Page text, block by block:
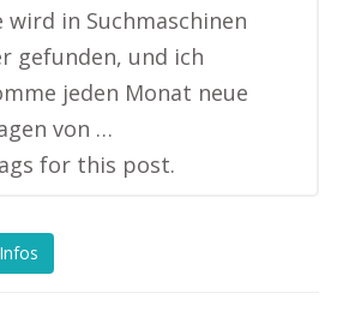
wird in Suchmaschinen
gefunden, und ich
jeden Monat neue
von …
for this post.